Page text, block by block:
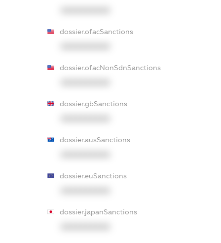
dossier.ofacSanctions
dossier.ofacNonSdnSanctions
dossier.gbSanctions
dossier.ausSanctions
dossier.euSanctions
dossier.japanSanctions